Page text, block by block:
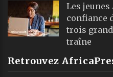
Les
confiance
trois
traîne
Retrouvez